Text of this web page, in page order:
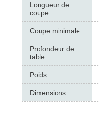
Longueur de
coupe
Coupe minimale
Profondeur de
table
Poids
Dimensions